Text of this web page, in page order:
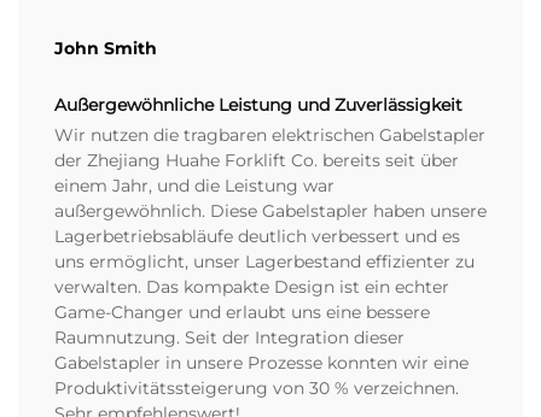
John Smith
Außergewöhnliche Leistung und Zuverlässigkeit
Wir nutzen die tragbaren elektrischen Gabelstapler
der Zhejiang Huahe Forklift Co. bereits seit über
einem Jahr, und die Leistung war
außergewöhnlich. Diese Gabelstapler haben unsere
Lagerbetriebsabläufe deutlich verbessert und es
uns ermöglicht, unser Lagerbestand effizienter zu
verwalten. Das kompakte Design ist ein echter
Game-Changer und erlaubt uns eine bessere
Raumnutzung. Seit der Integration dieser
Gabelstapler in unsere Prozesse konnten wir eine
Produktivitätssteigerung von 30 % verzeichnen.